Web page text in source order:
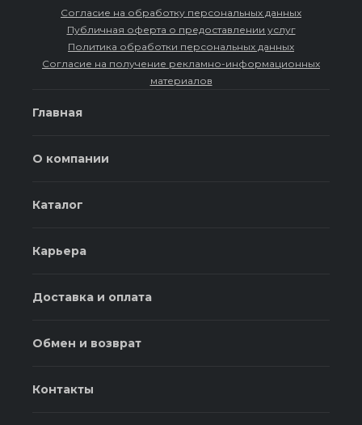
Согласие на обработку персональных данных
Публичная оферта о предоставлении услуг
Политика обработки персональных данных
Согласие на получение рекламно-информационных
материалов
Главная
О компании
Каталог
Карьера
Доставка и оплата
Обмен и возврат
Контакты